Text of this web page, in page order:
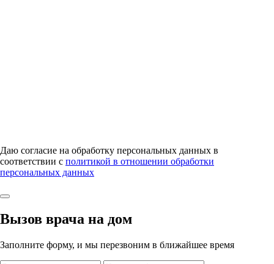
Даю согласие на обработку персональных данных в
соответствии с политикой в отношении обработки
персональных данных
Вызов врача на дом
Заполните форму, и мы перезвоним в ближайшее время